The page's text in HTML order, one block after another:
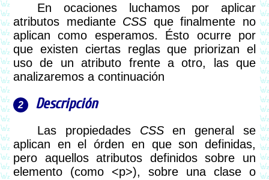
En ocaciones luchamos por aplicar
atributos mediante CSS que finalmente no
aplican como esperamos. Ésto ocurre por
que existen ciertas reglas que priorizan el
uso de un atributo frente a otro, las que
analizaremos a continuación
Descripción
Las propiedades CSSen general se
aplican en el órden en que son definidas,
pero aquellos atributos definidos sobre un
elemento (como <p>), sobre una clase o